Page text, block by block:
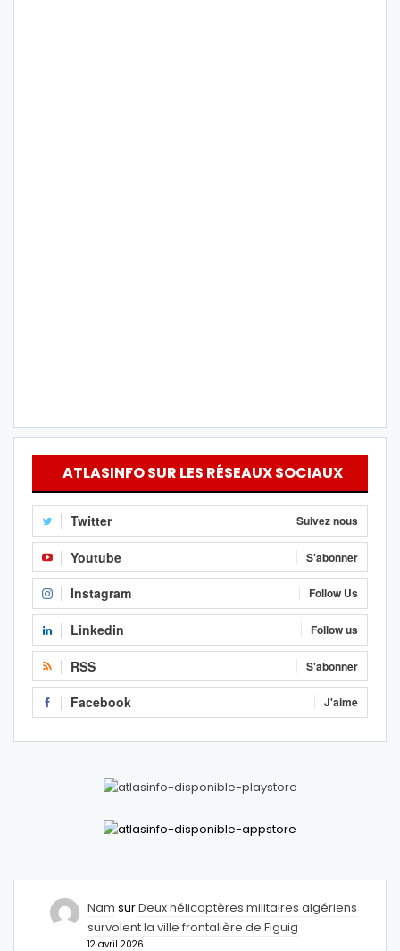
ATLASINFO SUR LES RÉSEAUX SOCIAUX
Twitter Suivez nous
Youtube S'abonner
Instagram Follow Us
Linkedin Follow us
RSS S'abonner
Facebook J'aime
Nam surDeux hélicoptères militaires algériens
survolent la ville frontalière de Figuig
12 avril 2026